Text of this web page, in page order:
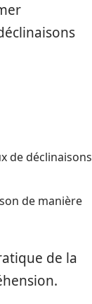
de déclinaisons
de manière
de la